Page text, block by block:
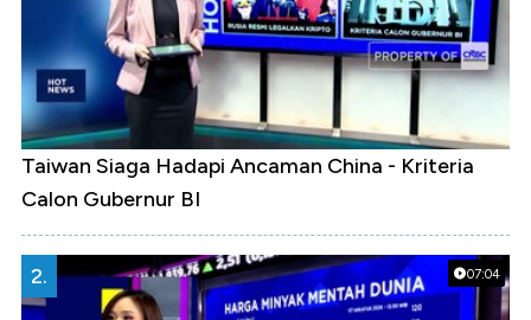
Taiwan Siaga Hadapi Ancaman China - Kriteria
Calon Gubernur BI
07:04
2.